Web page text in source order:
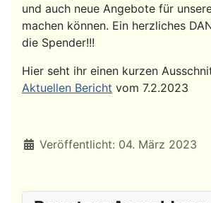
und auch neue Angebote für
machen können. Ein herzliches
die Spender!!!
Hier seht ihr einen kurzen
Aktuellen Bericht vom 7.2.2023
Details
Veröffentlicht: 04. März 2023